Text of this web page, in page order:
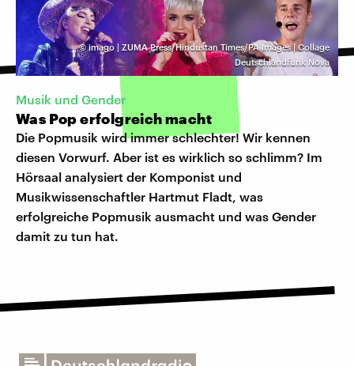
©imago | ZUMA Press/Hindustan Times/PA Images | Collage
Deutschlandfunk Nova
Musik und Gender
Was Pop erfolgreich macht
Die Popmusik wird immer schlechter! Wir kennen
diesen Vorwurf. Aber ist es wirklich so schlimm? Im
Hörsaal analysiert der Komponist und
Musikwissenschaftler Hartmut Fladt, was
erfolgreiche Popmusik ausmacht und was Gender
damit zu tun hat.